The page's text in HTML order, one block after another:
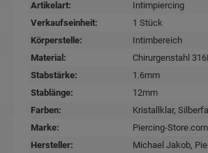
Artikelart:
Intimpiercing
Verkaufseinheit:
1 Stück
Körperstelle:
Intimbereich
Material:
Chirurgenstahl 316L
Stabstärke:
1.6mm
Stablänge:
12mm
Farben:
Kristallklar,
Marke:
Piercing-Store.com
Hersteller:
Michael Jakob,